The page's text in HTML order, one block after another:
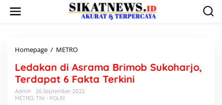
Homepage / METRO
d
a
k
a
Ledakan di Asrama Brimob Sukoharjo,
Terdapat 6 Fakta Terkini
Admin
26 September 2022
METRO, TNI - POLRI